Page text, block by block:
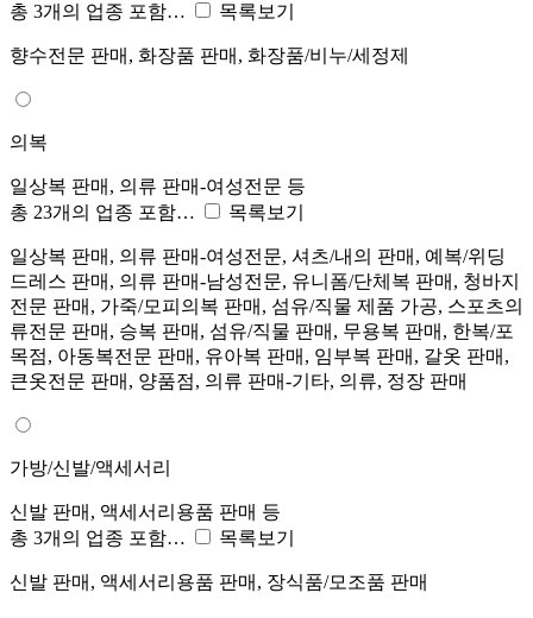
총 3개의 업종 포함…
목록보기
향수전문 판매, 화장품 판매, 화장품/비누/세정제
의복
일상복 판매, 의류 판매-여성전문 등
총 23개의 업종 포함…
목록보기
일상복 판매, 의류 판매-여성전문, 셔츠/내의 판매, 예복/위딩
드레스 판매, 의류 판매-남성전문, 유니폼/단체복 판매, 청바지
전문 판매, 가죽/모피의복 판매, 섬유/직물 제품 가공, 스포츠의
류전문 판매, 승복 판매, 섬유/직물 판매, 무용복 판매, 한복/포
목점, 아동복전문 판매, 유아복 판매, 임부복 판매, 갈옷 판매,
큰옷전문 판매, 양품점, 의류 판매-기타, 의류, 정장 판매
가방/신발/액세서리
신발 판매, 액세서리용품 판매 등
총 3개의 업종 포함…
목록보기
신발 판매, 액세서리용품 판매, 장식품/모조품 판매